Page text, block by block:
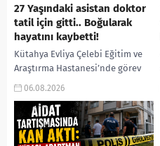
27 Yaşındaki asistan doktor
tatil için gitti.. Boğularak
hayatını kaybetti!
Kütahya Evliya Çelebi Eğitim ve
Araştırma Hastanesi’nde görev
yapan 27 yaşındaki Asistan Dr.
bulunduğu Mersin’de denize...
06.08.2026